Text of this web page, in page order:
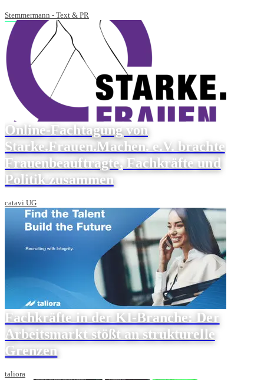
Stemmermann - Text & PR
Online-Fachtagung von
Starke.Frauen.Machen. e.V. brachte
Frauenbeauftragte, Fachkräfte und
Politik zusammen
catavi UG
Fachkräfte in der KI-Branche: Der
Arbeitsmarkt stößt an strukturelle
Grenzen
taliora